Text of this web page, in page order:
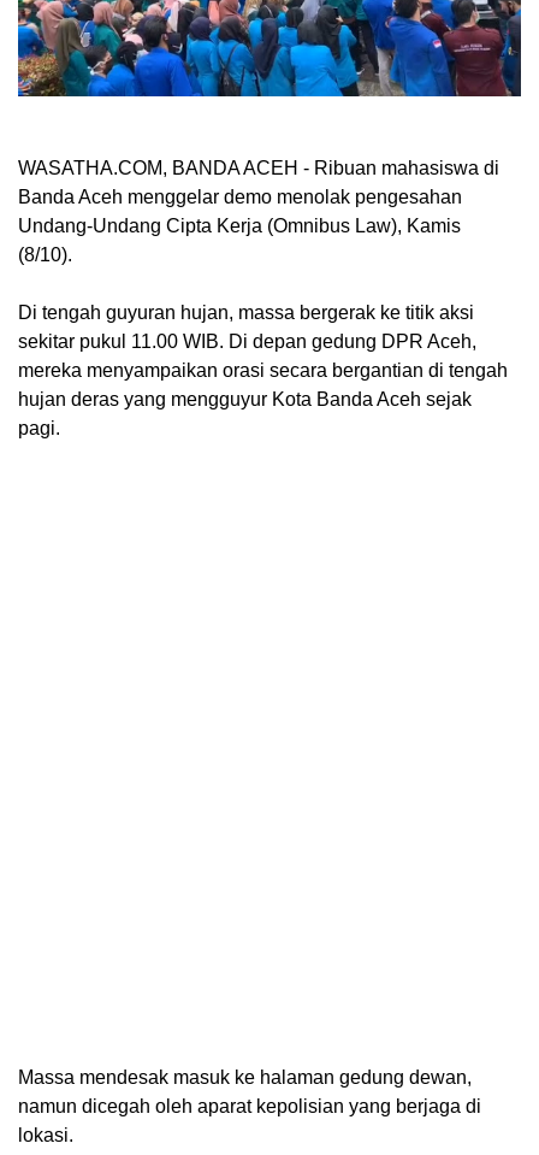
WASATHA.COM, BANDA ACEH - Ribuan mahasiswa di
Banda Aceh menggelar demo menolak pengesahan
Undang-Undang Cipta Kerja (Omnibus Law), Kamis
(8/10).
Di tengah guyuran hujan, massa bergerak ke titik aksi
sekitar pukul 11.00 WIB. Di depan gedung DPR Aceh,
mereka menyampaikan orasi secara bergantian di tengah
hujan deras yang mengguyur Kota Banda Aceh sejak
pagi.
Massa mendesak masuk ke halaman gedung dewan,
namun dicegah oleh aparat kepolisian yang berjaga di
lokasi.